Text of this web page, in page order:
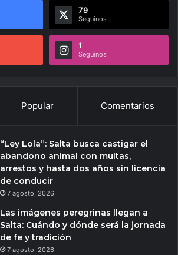
79
Seguínos
1
Seguínos
Popular Comentarios
“Ley Lola”: Salta busca castigar el
abandono animal con multas,
arrestos y hasta dos años sin licencia
de conducir
7 agosto, 2026
Las imágenes peregrinas llegan a
Salta: Cuándo y dónde será la jornada
de fe y tradición
7 agosto, 2026